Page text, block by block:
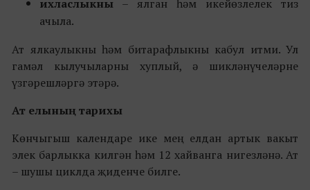
ихласлыкны – ялган һәм икейөзлелек тиз
ачыла.
Ат ялкаулыкны һәм битарафлыкны кабул итми. Ул
гамәл кылучыларны хуплый, ә шикләнүчеләрне
үзгәрешләргә этәрә.
Ат елының тарихы
Көнчыгыш календаре ике мең елдан артык вакыт
элек барлыкка килгән һәм 12 хайванга нигезләнә. Ат
– шушы циклда җиденче билге.